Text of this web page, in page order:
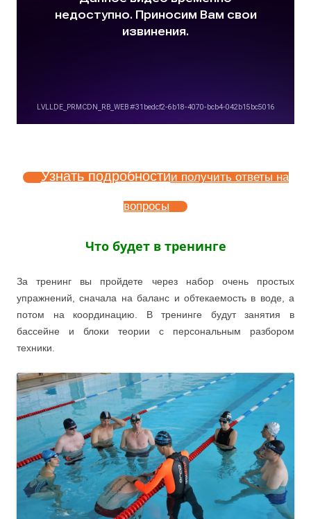
Узнать подробностии получить ответы на
вопросы
Что будет в тренинге
За тренинг вы пройдете через набор очень простых
упражнений, сначала на баланс и обтекаемость в воде, а
потом на координацию. В тренинге будут занятия в
бассейне и блоки теории с персональным разбором
техники.